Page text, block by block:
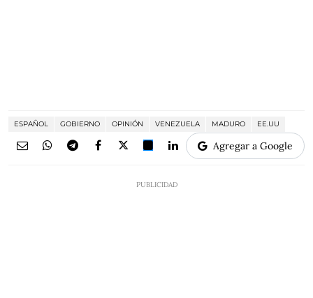
ESPAÑOL GOBIERNO OPINIÓN VENEZUELA MADURO EE.UU
Agregar a Google